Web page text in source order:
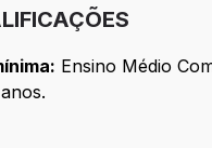
Ensino Médio